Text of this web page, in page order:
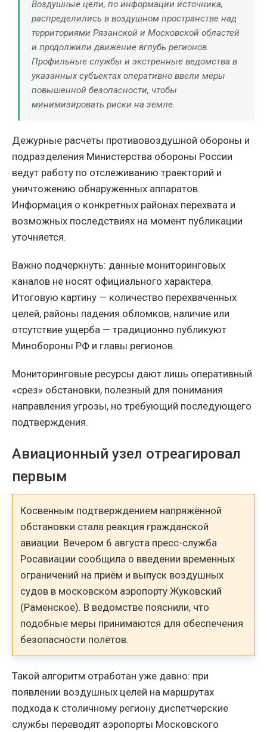
Воздушные цели, по информации источника,
распределились в воздушном пространстве над
территориями Рязанской и Московской областей
и продолжили движение вглубь регионов.
Профильные службы и экстренные ведомства в
указанных субъектах оперативно ввели меры
повышенной безопасности, чтобы
минимизировать риски на земле.
Дежурные расчёты противовоздушной обороны и
подразделения Министерства обороны России
ведут работу по отслеживанию траекторий и
уничтожению обнаруженных аппаратов.
Информация о конкретных районах перехвата и
возможных последствиях на момент публикации
уточняется.
Важно подчеркнуть: данные мониторинговых
каналов не носят официального характера.
Итоговую картину — количество перехваченных
целей, районы падения обломков, наличие или
отсутствие ущерба — традиционно публикуют
Минобороны РФ и главы регионов.
Мониторинговые ресурсы дают лишь оперативный
«срез» обстановки, полезный для понимания
направления угрозы, но требующий последующего
подтверждения.
Авиационный узел отреагировал
первым
Косвенным подтверждением напряжённой
обстановки стала реакция гражданской
авиации. Вечером 6 августа пресс-служба
Росавиации сообщила о введении временных
ограничений на приём и выпуск воздушных
судов в московском аэропорту Жуковский
(Раменское). В ведомстве пояснили, что
подобные меры принимаются для обеспечения
безопасности полётов.
Такой алгоритм отработан уже давно: при
появлении воздушных целей на маршрутах
подхода к столичному региону диспетчерские
службы переводят аэропорты Московского